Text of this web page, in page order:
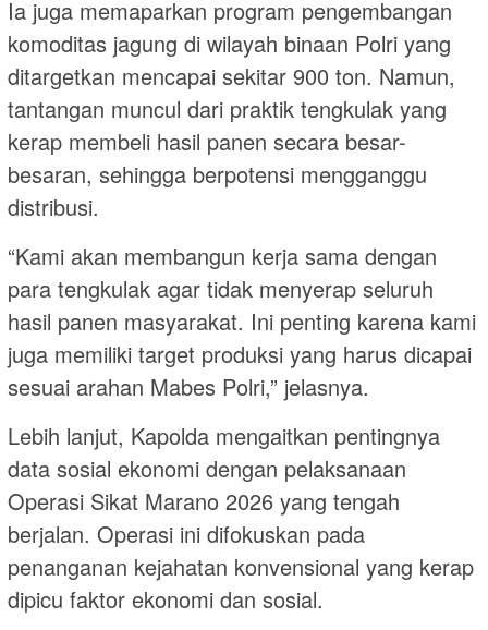
Ia juga memaparkan program pengembangan
komoditas jagung di wilayah binaan Polri yang
ditargetkan mencapai sekitar 900 ton. Namun,
tantangan muncul dari praktik tengkulak yang
kerap membeli hasil panen secara besar-
besaran, sehingga berpotensi mengganggu
distribusi.
“Kami akan membangun kerja sama dengan
para tengkulak agar tidak menyerap seluruh
hasil panen masyarakat. Ini penting karena kami
juga memiliki target produksi yang harus dicapai
sesuai arahan Mabes Polri,” jelasnya.
Lebih lanjut, Kapolda mengaitkan pentingnya
data sosial ekonomi dengan pelaksanaan
Operasi Sikat Marano 2026 yang tengah
berjalan. Operasi ini difokuskan pada
penanganan kejahatan konvensional yang kerap
dipicu faktor ekonomi dan sosial.